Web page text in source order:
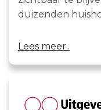
duizenden
Lees meer..